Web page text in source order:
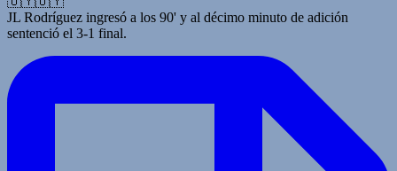
JL Rodríguez ingresó a los 90' y al décimo minuto de adición
sentenció el 3-1 final.